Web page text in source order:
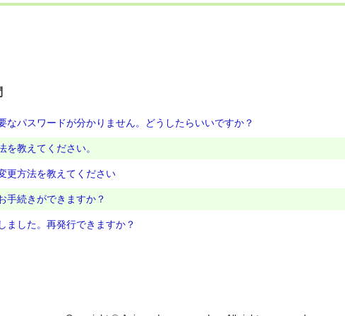
なパスワードが分かりません。どうしたらいいですか？
を教えてください。
更方法を教えてください
手続きができますか？
ました。再発行できますか？